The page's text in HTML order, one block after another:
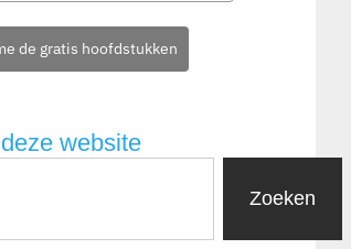
de gratis hoofdstukken
website
Zoeken